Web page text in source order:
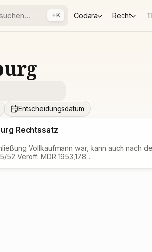
+K Codara Recht
Entscheidungsdatum
Rechtssatz
Vollkaufmann war, kann auch nach
52 Veröff: MDR 1953,178…